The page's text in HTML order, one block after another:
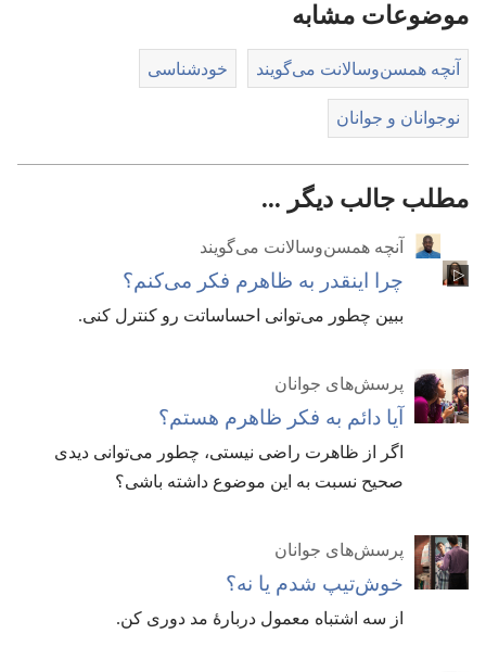
موضوعات مشابه
آنچه همسن‌وسالانت می‌گویند خودشناسی
نوجوانان و جوانان
مطلب جالب دیگر ...
آنچه همسن‌وسالانت می‌گویند
چرا اینقدر به ظاهرم فکر می‌کنم؟‏
ببین چطور می‌توانی احساساتت رو کنترل کنی.‏
پرسش‌های جوانان
آیا دائم به فکر ظاهرم هستم؟‏
اگر از ظاهرت راضی نیستی،‏ چطور می‌توانی دیدی
صحیح نسبت به این موضوع داشته باشی؟‏
پرسش‌های جوانان
خوش‌تیپ شدم یا نه؟‏
از سه اشتباه معمول دربارهٔ مد دوری کن.‏